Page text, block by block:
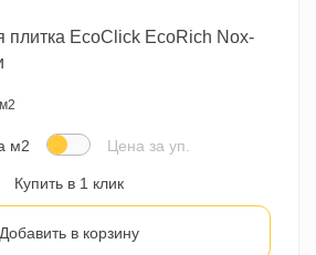
плитка EcoClick EcoRich Nox-
м2 Цена за уп.
Купить в 1 клик
Добавить в корзину